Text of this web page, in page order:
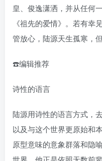
皇、俊逸潇洒，并从任何
《祖先的爱情》。若有幸
管放心，陆源天生孤寒
☎️编辑推荐
诗性的语言
陆源用诗性的语言方式，
以及与这个世界更原始和
原型意味的意象群落和隐